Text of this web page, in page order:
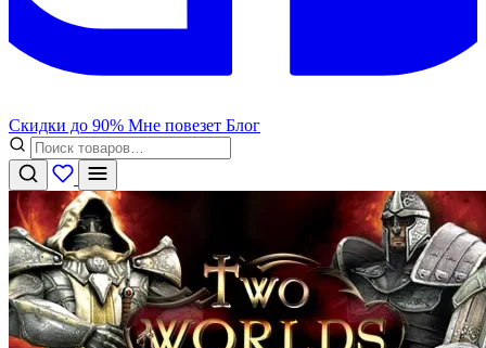
Скидки до 90% Мне повезет Блог